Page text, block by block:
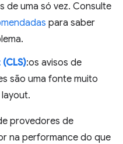
de uma só vez. Consulte
para saber
:os avisos de
são uma fonte muito
provedores de
na performance do que